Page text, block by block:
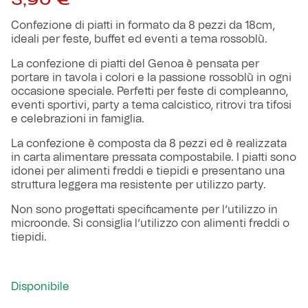
Robe di Kappa x Genoa
Vintage Collection
Red&Blue Voices
Kids
Accessori
Party
Confezione di piatti in formato da 8 pezzi da 18cm,
ideali per feste, buffet ed eventi a tema rossoblù.
La confezione di piatti del Genoa è pensata per
portare in tavola i colori e la passione rossoblù in ogni
occasione speciale. Perfetti per feste di compleanno,
eventi sportivi, party a tema calcistico, ritrovi tra tifosi
e celebrazioni in famiglia.
La confezione è composta da 8 pezzi ed è realizzata
in carta alimentare pressata compostabile. I piatti sono
idonei per alimenti freddi e tiepidi e presentano una
struttura leggera ma resistente per utilizzo party.
Non sono progettati specificamente per l’utilizzo in
microonde. Si consiglia l’utilizzo con alimenti freddi o
tiepidi.
Disponibile